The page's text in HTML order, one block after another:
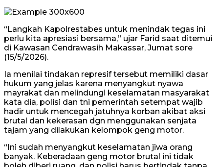
“Langkah Kapolrestabes untuk menindak tegas ini
perlu kita apresiasi bersama,” ujar Farid saat ditemui
di Kawasan Cendrawasih Makassar, Jumat sore
(15/5/2026).
Ia menilai tindakan represif tersebut memiliki dasar
hukum yang jelas karena menyangkut nyawa
mayrakat dan melindungi keselamatan masyarakat
kata dia, polisi dan tni pemerintah setempat wajib
hadir untuk mencegah jatuhnya korban akibat aksi
brutal dan kekerasan dgn menggunakan senjata
tajam yang dilakukan kelompok geng motor.
“Ini sudah menyangkut keselamatan jiwa orang
banyak. Keberadaan geng motor brutal ini tidak